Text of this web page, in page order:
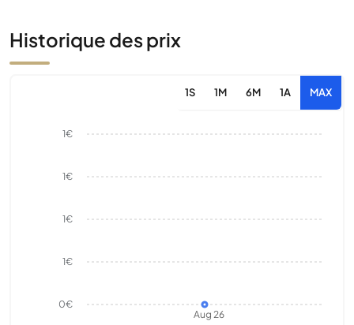
Historique des prix
1S 1M 6M 1A MAX
Aug 26
0€
1€
1€
1€
1€